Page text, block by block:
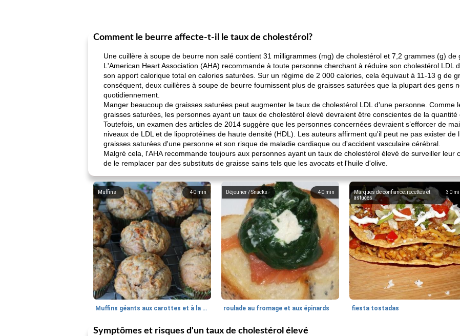
Comment le beurre affecte-t-il le taux de cholestérol?
Une cuillère à soupe de beurre non salé contient 31 milligrammes (mg) de cholestérol et 7,2 grammes (g) de
L'American Heart Association (AHA) recommande à toute personne cherchant à réduire son cholestérol LDL
son apport calorique total en calories saturées. Sur un régime de 2 000 calories, cela équivaut à 11-13 g de
conséquent, deux cuillères à soupe de beurre fournissent plus de graisses saturées que la plupart des gens
quotidiennement.
Manger beaucoup de graisses saturées peut augmenter le taux de cholestérol LDL d'une personne. Comme
graisses saturées, les personnes ayant un taux de cholestérol élevé devraient être conscientes de la quantité
Toutefois, un examen des articles de 2014 suggère que les personnes concernées devraient s’efforcer de
niveaux de LDL et de lipoprotéines de haute densité (HDL). Les auteurs affirment qu'il peut ne pas exister
graisses saturées d'une personne et son risque de maladie cardiaque ou d'accident vasculaire cérébral.
Malgré cela, l'AHA recommande toujours aux personnes ayant un taux de cholestérol élevé de surveiller leur
de le remplacer par des substituts de graisse sains tels que les avocats et l'huile d'olive.
40 min
Muffins
Muffins géants aux carottes et à la banane de Nif
40 min
Déjeuner / Snacks
roulade au fromage et aux épinards
30
Marques de confiance: recettes et
astuces
fiesta tostadas
Symptômes et risques d'un taux de cholestérol élevé